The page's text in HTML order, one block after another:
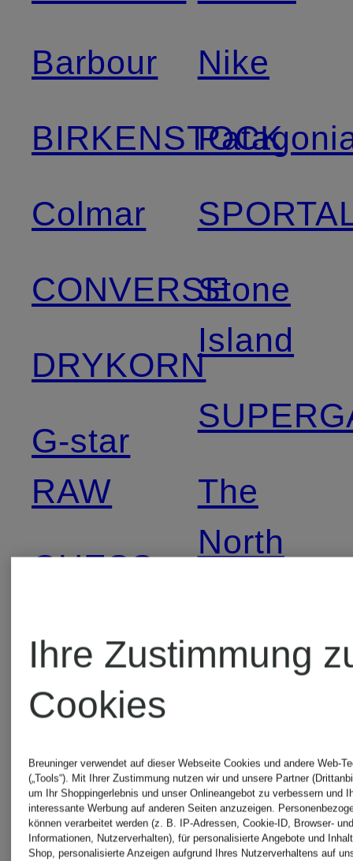
Barbour
BIRKENSTOCK
Colmar
CONVERSE
DRYKORN
G-star
RAW
GUESS
HUGO
BOSS
JORDAN
LA
Nike
Stone
Island
The
North
TOMMY
VEJA
Ihre Zustimmung
Cookies
Breuninger verwendet auf dieser Webseite Cookies und andere Web-
(„Tools“). Mit Ihrer Zustimmung nutzen wir und unsere Partner
um Ihr Shoppingerlebnis und unser Onlineangebot zu verbessern und
interessante Werbung auf anderen Seiten anzuzeigen.
können verarbeitet werden (z. B. IP-Adressen, Cookie-ID, Browser-
Informationen, Nutzerverhalten), für personalisierte Angebote und
Shop, personalisierte Anzeigen aufgrund Ihres Nutzerverhaltens auf